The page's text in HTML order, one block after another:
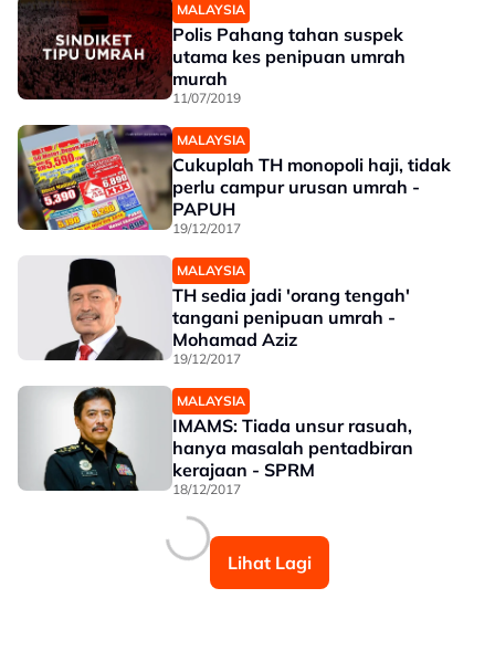
MALAYSIA
Polis Pahang tahan suspek
utama kes penipuan umrah
murah
11/07/2019
MALAYSIA
Cukuplah TH monopoli haji, tidak
perlu campur urusan umrah -
PAPUH
19/12/2017
MALAYSIA
TH sedia jadi 'orang tengah'
tangani penipuan umrah -
Mohamad Aziz
19/12/2017
MALAYSIA
IMAMS: Tiada unsur rasuah,
hanya masalah pentadbiran
kerajaan - SPRM
18/12/2017
Lihat Lagi